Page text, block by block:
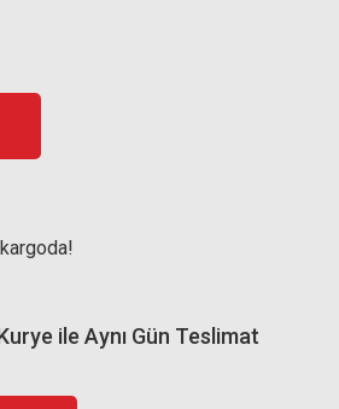
ile Aynı Gün Teslimat